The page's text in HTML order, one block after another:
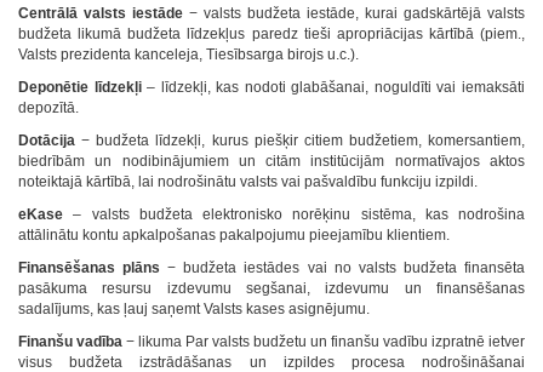
Centrālā valsts iestāde − valsts budžeta iestāde, kurai gadskārtējā valsts
budžeta likumā budžeta līdzekļus paredz tieši apropriācijas kārtībā (piem.,
Valsts prezidenta kanceleja, Tiesībsarga birojs u.c.).
Deponētie līdzekļi– līdzekļi, kas nodoti glabāšanai, noguldīti vai iemaksāti
depozītā.
Dotācija− budžeta līdzekļi, kurus piešķir citiem budžetiem, komersantiem,
biedrībām un nodibinājumiem un citām institūcijām normatīvajos aktos
noteiktajā kārtībā, lai nodrošinātu valsts vai pašvaldību funkciju izpildi.
eKase– valsts budžeta elektronisko norēķinu sistēma, kas nodrošina
attālinātu kontu apkalpošanas pakalpojumu pieejamību klientiem.
Finansēšanas plāns− budžeta iestādes vai no valsts budžeta finansēta
pasākuma resursu izdevumu segšanai, izdevumu un finansēšanas
sadalījums, kas ļauj saņemt Valsts kases asignējumu.
Finanšu vadība − likuma Par valsts budžetu un finanšu vadību izpratnē ietver
visus budžeta izstrādāšanas un izpildes procesa nodrošināšanai